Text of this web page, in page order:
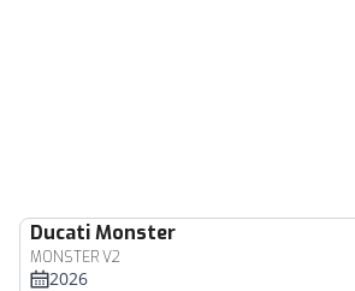
DucatiMonster
MONSTER V2
2026